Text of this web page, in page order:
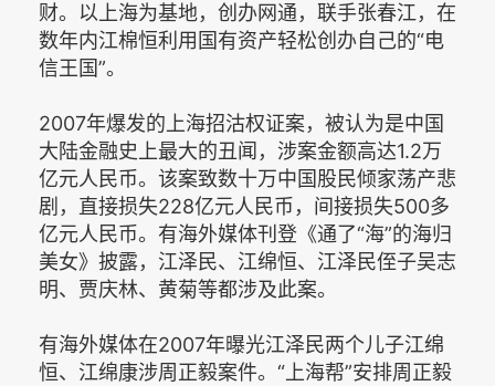
财。以上海为基地，创办网通，联手张春江，在
数年内江棉恒利用国有资产轻松创办自己的“电
信王国”。
2007年爆发的上海招沽权证案，被认为是中国
大陆金融史上最大的丑闻，涉案金额高达1.2万
亿元人民币。该案致数十万中国股民倾家荡产悲
剧，直接损失228亿元人民币，间接损失500多
亿元人民币。有海外媒体刊登《通了“海”的海归
美女》披露，江泽民、江绵恒、江泽民侄子吴志
明、贾庆林、黄菊等都涉及此案。
有海外媒体在2007年曝光江泽民两个儿子江绵
恒、江绵康涉周正毅案件。“上海帮”安排周正毅